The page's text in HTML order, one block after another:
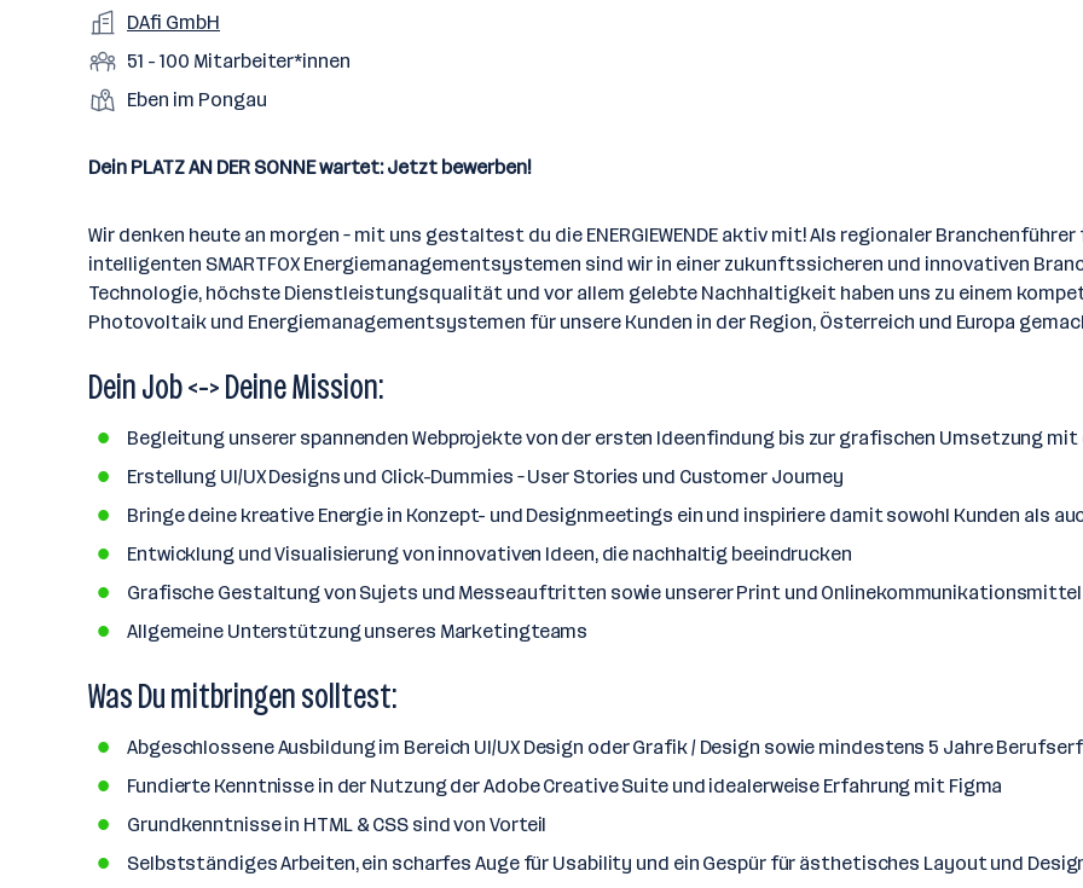
r
t
e
b
n
m
o
d
e
o
t
s
f
l
e
n
e
S
l
e
n
A
r
e
t
e
b
e
r
DAfi GmbH
M
i
t
r
e
i
t
e
*
n
n
a
a
l
51 - 100 Mitarbeiter*innen
S
a
o
r
t
e
Eben im Pongau
Dein PLATZ AN DER SONNE wartet: Jetzt bewerben!
Wir denken heute an morgen – mit uns gestaltest du die ENERGIEWENDE aktiv mit! Als regionaler
intelligenten SMARTFOX Energiemanagementsystemen sind wir in einer zukunftssicheren und innovativen
Technologie, höchste Dienstleistungsqualität und vor allem gelebte Nachhaltigkeit haben uns zu einem
Photovoltaik und Energiemanagementsystemen für unsere Kunden in der Region, Österreich und Europa
Dein Job <-> Deine Mission:
Begleitung unserer spannenden Webprojekte von der ersten Ideenfindung bis zur grafischen Umsetzung
Erstellung UI/UX Designs und Click-Dummies – User Stories und Customer Journey
Bringe deine kreative Energie in Konzept- und Designmeetings ein und inspiriere damit sowohl Kunden als
Entwicklung und Visualisierung von innovativen Ideen, die nachhaltig beeindrucken
Grafische Gestaltung von Sujets und Messeauftritten sowie unserer Print und Onlinekommunikationsmittel
Allgemeine Unterstützung unseres Marketingteams
Was Du mitbringen solltest:
Abgeschlossene Ausbildung im Bereich UI/UX Design oder Grafik / Design sowie mindestens 5 Jahre
Fundierte Kenntnisse in der Nutzung der Adobe Creative Suite und idealerweise Erfahrung mit Figma
Grundkenntnisse in HTML & CSS sind von Vorteil
Selbstständiges Arbeiten, ein scharfes Auge für Usability und ein Gespür für ästhetisches Layout und